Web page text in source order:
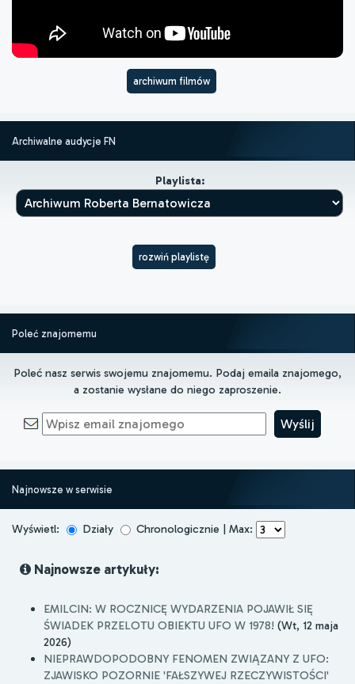
archiwum filmów
Archiwalne audycje FN
Playlista:
rozwiń playlistę
Poleć znajomemu
Poleć nasz serwis swojemu znajomemu. Podaj emaila znajomego,
a zostanie wysłane do niego zaproszenie.
Najnowsze w serwisie
Wyświetl: Działy Chronologicznie | Max:
Najnowsze artykuły:
EMILCIN: W ROCZNICĘ WYDARZENIA POJAWIŁ SIĘ
ŚWIADEK PRZELOTU OBIEKTU UFO W 1978! (Wt, 12 maja
2026)
NIEPRAWDOPODOBNY FENOMEN ZWIĄZANY Z UFO:
ZJAWISKO POZORNIE 'FAŁSZYWEJ RZECZYWISTOŚCI'